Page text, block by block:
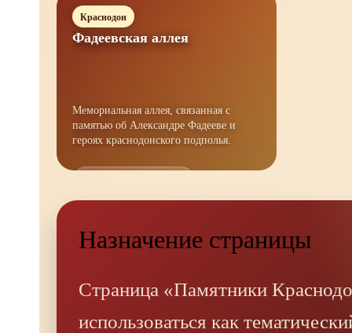
Краснодон
Фадеевская аллея
Мемориальная аллея, связанная с
памятью об Александре Фадееве и
героях краснодонского подполья.
Назначение страницы
Страница «Памятники
использоваться как